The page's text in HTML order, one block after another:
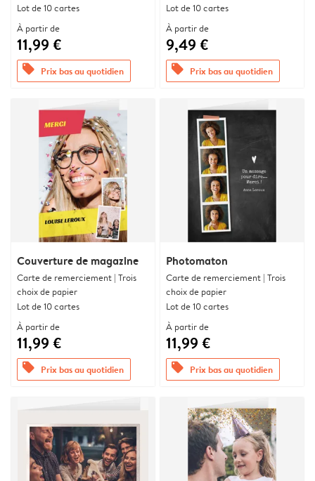
Lot de 10 cartes
À partir de
11,99 €
offers Prix bas au quotidien
Lot de 10 cartes
À partir de
9,49 €
offers Prix bas au quotidien
Couverture de magazine
Carte de remerciement | Trois
choix de papier
Lot de 10 cartes
À partir de
11,99 €
offers Prix bas au quotidien
Photomaton
Carte de remerciement | Trois
choix de papier
Lot de 10 cartes
À partir de
11,99 €
offers Prix bas au quotidien